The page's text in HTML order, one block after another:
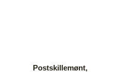
Postskillemønt,